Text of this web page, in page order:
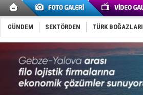
GÜNDEM SEKTÖRDEN TÜRK BOĞAZLARI